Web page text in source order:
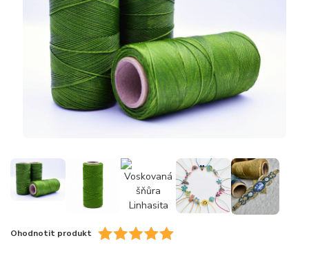
Ohodnotit produkt